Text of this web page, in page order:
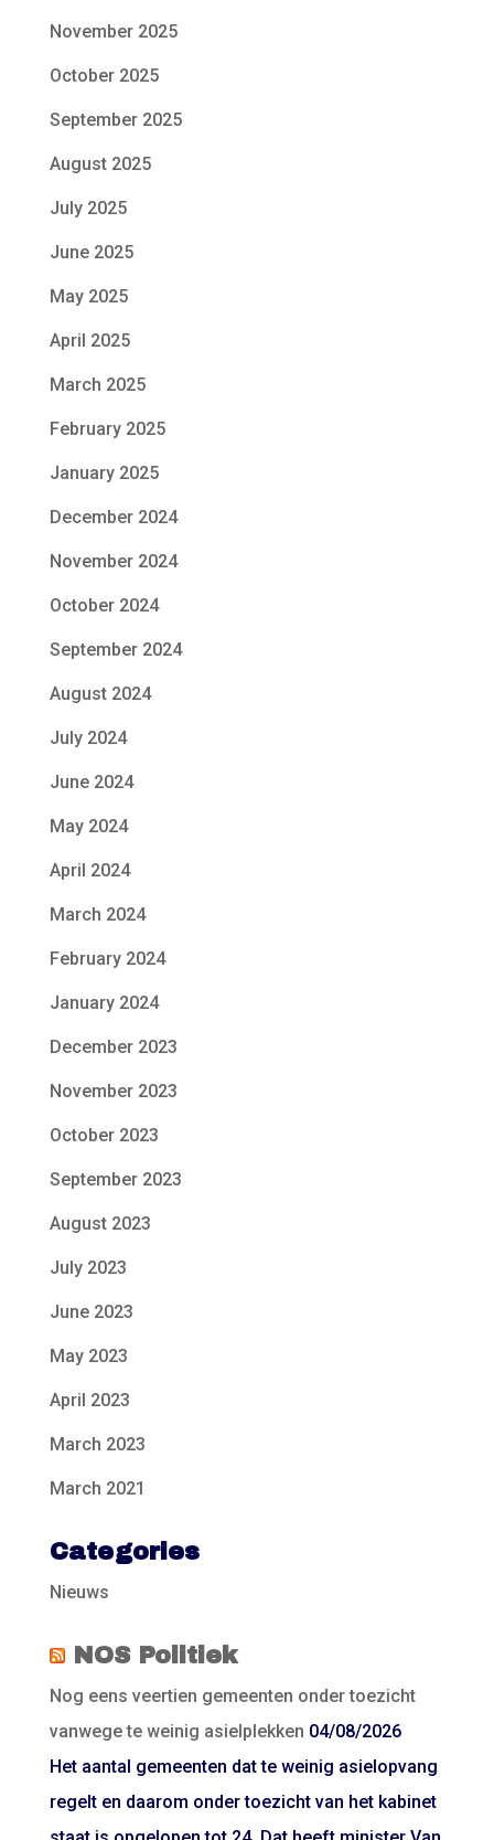
November 2025
October 2025
September 2025
August 2025
July 2025
June 2025
May 2025
April 2025
March 2025
February 2025
January 2025
December 2024
November 2024
October 2024
September 2024
August 2024
July 2024
June 2024
May 2024
April 2024
March 2024
February 2024
January 2024
December 2023
November 2023
October 2023
September 2023
August 2023
July 2023
June 2023
May 2023
April 2023
March 2023
March 2021
Categories
Nieuws
NOS Politiek
Nog eens veertien gemeenten onder toezicht
vanwege te weinig asielplekken 04/08/2026
Het aantal gemeenten dat te weinig asielopvang
regelt en daarom onder toezicht van het kabinet